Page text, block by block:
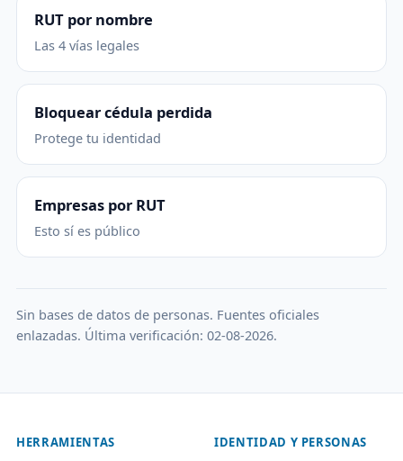
RUT por nombre
Las 4 vías legales
Bloquear cédula perdida
Protege tu identidad
Empresas por RUT
Esto sí es público
Sin bases de datos de personas. Fuentes oficiales
enlazadas. Última verificación: 02-08-2026.
HERRAMIENTAS IDENTIDAD Y PERSONAS